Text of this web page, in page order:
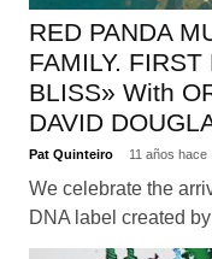
RED PANDA
FAMILY.
BLISS» With
DAVID
Pat Quinteiro 11 años hace
We celebrate the
DNA label created